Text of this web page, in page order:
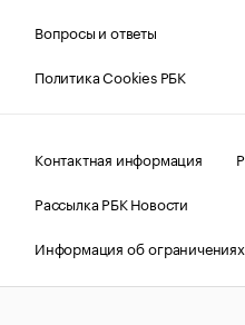
Вопросы и ответы
Политика Cookies РБК
Контактная информация
Рассылка РБК Новости
Информация об ограничениях
Правовая информация
О